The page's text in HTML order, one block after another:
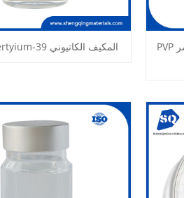
مستحضرات التجميل VP/VA كوبوليمر PVP
المكيف الكاتيوني polyquatertyium-39